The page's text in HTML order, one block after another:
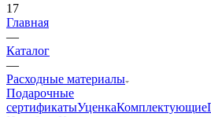
17
Главная
—
Каталог
—
Расходные материалы
Подарочные
сертификатыУценкаКомплектующие